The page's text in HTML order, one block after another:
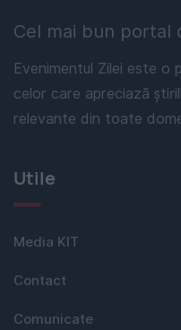
Cel mai bun portal
Evenimentul Zilei este o
celor care apreciază
relevante din toate
Utile
Media KIT
Contact
Comunicate